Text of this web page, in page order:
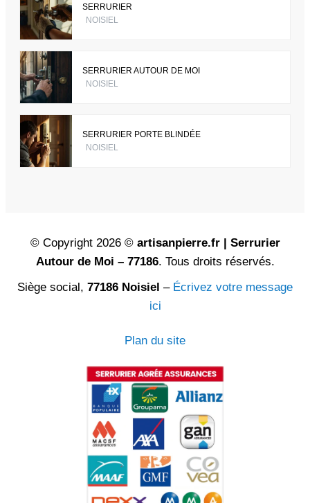
SERRURIER
NOISIEL
SERRURIER AUTOUR DE MOI
NOISIEL
SERRURIER PORTE BLINDÉE
NOISIEL
© Copyright 2026 © artisanpierre.fr | Serrurier
Autour de Moi – 77186. Tous droits réservés.
Siège social, 77186 Noisiel – Écrivez votre message
ici
Plan du site